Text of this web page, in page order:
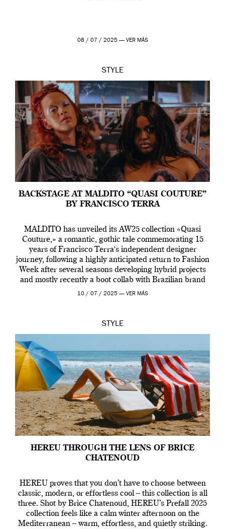
08 / 07 / 2025 — VER MÁS
STYLE
BACKSTAGE AT MALDITO “QUASI COUTURE”
BY FRANCISCO TERRA
MALDITO has unveiled its AW25 collection «Quasi
Couture,» a romantic, gothic tale commemorating 15
years of Francisco Terra‘s independent designer
journey, following a highly anticipated return to Fashion
Week after several seasons developing hybrid projects
and mostly recently a boot collab with Brazilian brand
Melissa. This fashion show is a component of Francisco
10 / 07 / 2025 — VER MÁS
STYLE
HEREU THROUGH THE LENS OF BRICE
CHATENOUD
HEREU proves that you don’t have to choose between
classic, modern, or effortless cool – this collection is all
three. Shot by Brice Chatenoud, HEREU’s Prefall 2025
collection feels like a calm winter afternoon on the
Mediterranean – warm, effortless, and quietly striking.